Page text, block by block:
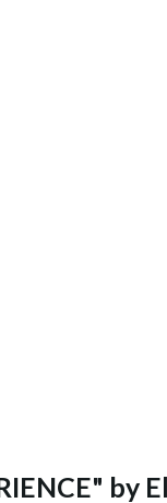
by